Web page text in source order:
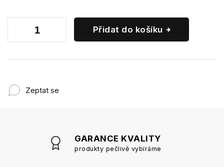
Přidat do košíku
Zeptat se
GARANCE KVALITY
produkty pečlivě vybíráme